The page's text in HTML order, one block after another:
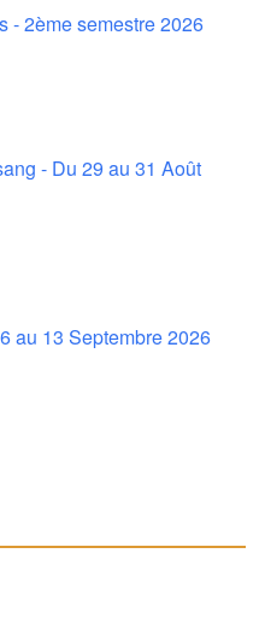
- 2ème semestre 2026
- Du 29 au 31 Août
au 13 Septembre 2026